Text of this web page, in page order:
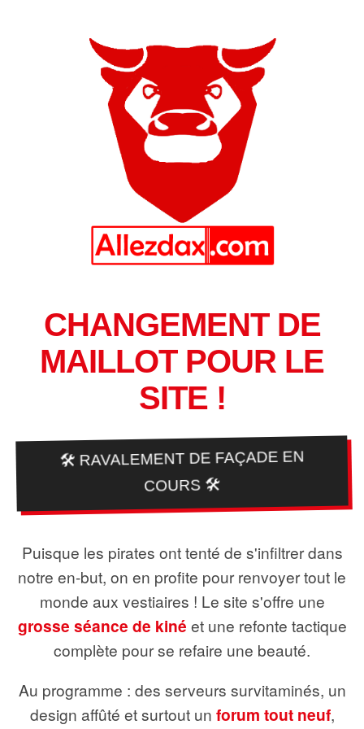
CHANGEMENT DE
MAILLOT POUR LE
SITE !
🛠️ RAVALEMENT DE FAÇADE EN
COURS 🛠️
Puisque les pirates ont tenté de s'infiltrer dans
notre en-but, on en profite pour renvoyer tout le
monde aux vestiaires ! Le site s'offre une
grosse séance de kiné et une refonte tactique
complète pour se refaire une beauté.
Au programme : des serveurs survitaminés, un
design affûté et surtout un forum tout neuf,